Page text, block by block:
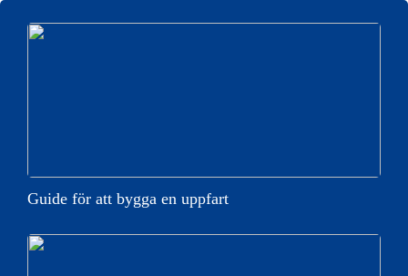
Guide för att bygga en uppfart